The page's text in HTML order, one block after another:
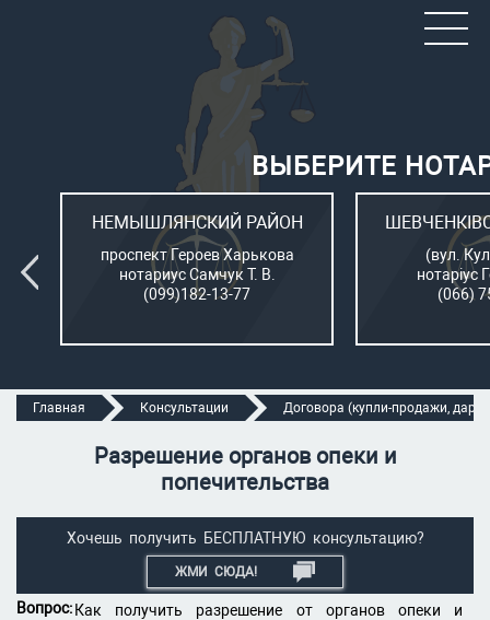
ВЫБЕРИТЕ
НЕМЫШЛЯНСКИЙ РАЙОН
проспект Героев Харькова
нотариус Самчук Т. В.
(099)182-13-77
(вул.
нотаріус
(066)
Главная Консультации Договора (купли-продажи,
Разрешение органов опеки и
попечительства
Хочешь получить БЕСПЛАТНУЮ консультацию?
ЖМИ СЮДА!
Вопрос: Как получить разрешение от органов опеки и